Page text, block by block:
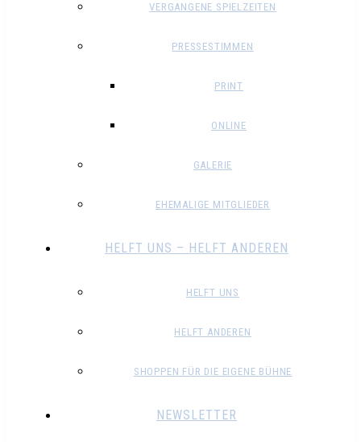
VERGANGENE SPIELZEITEN
PRESSESTIMMEN
PRINT
ONLINE
GALERIE
EHEMALIGE MITGLIEDER
HELFT UNS – HELFT ANDEREN
HELFT UNS
HELFT ANDEREN
SHOPPEN FÜR DIE EIGENE BÜHNE
NEWSLETTER